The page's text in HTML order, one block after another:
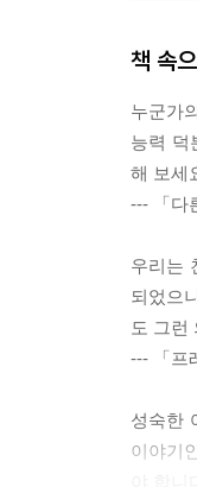
책 속
누군가
능력 덕
해 보세
--- 「다
우리는
되었으
도 그런
--- 「프
성숙한
이야기